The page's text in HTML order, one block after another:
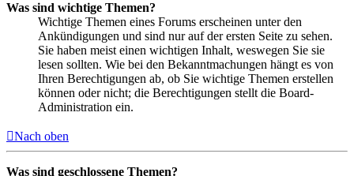
Was sind wichtige Themen?
Wichtige Themen eines Forums erscheinen unter den
Ankündigungen und sind nur auf der ersten Seite zu sehen.
Sie haben meist einen wichtigen Inhalt, weswegen Sie sie
lesen sollten. Wie bei den Bekanntmachungen hängt es von
Ihren Berechtigungen ab, ob Sie wichtige Themen erstellen
können oder nicht; die Berechtigungen stellt die Board-
Administration ein.
Nach oben
Was sind geschlossene Themen?